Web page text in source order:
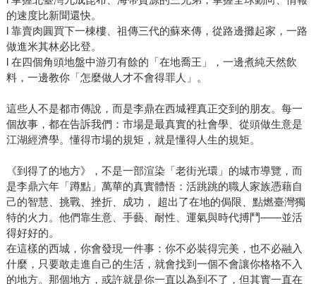
的速度比新聞還快。
l 靠賣肉圓買下一棟樓、祖傳三代的蘇來傳，從路邊攤起家，一路
做進米其林必比登。
l 在四個角頭地盤中游刃有餘的「在地喬王」，一邊煮純天然飲
料，一邊教你「怎麼做人才不會得罪人」。
這些人不是都市傳說，而是李鼎在西城裡真正交到的朋友。每一
個故事，都在告訴我們：市場是最真實的社會學、從頭做生意是
江湖經濟學。懂得市場的規矩，就是懂得人生的規矩。
《到得了的地方》，不是一部渲染「老街光環」的城市導覽，而
是李鼎六年「蹲點」萬華的真實體悟：活跳跳的職人家族憑藉自
己的智慧、挑戰、挫折、成功， 超出了在地的侷限、點燃臺灣獨
特的火力。他們靠生意、手藝、耐性、運氣與時代搏鬥——並活
得好好的。
在這樣的西城，你會發現一件事：你不必裝得完美，也不必融入
什麼，只要敢走進自己的生活，就會找到一個不會讓你格格不入
的地方。那個地方，或許就是你一直以為到不了，但其實一直在